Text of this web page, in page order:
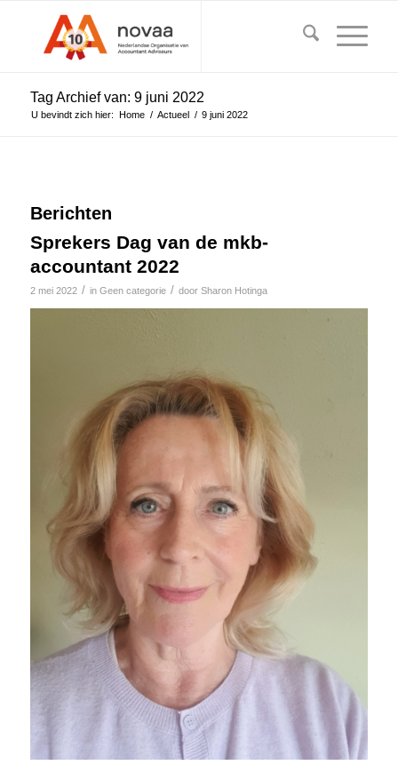
Tag Archief van: 9 juni 2022
U bevindt zich hier: Home / Actueel / 9 juni 2022
Berichten
Sprekers Dag van de mkb-
accountant 2022
2 mei 2022 / in Geen categorie / door Sharon Hotinga